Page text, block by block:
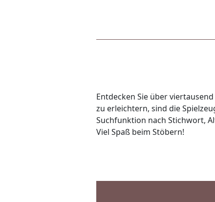
Entdecken Sie über
zu erleichtern, sind die
Suchfunktion nach Stichwort,
Viel Spaß beim Stöbern!